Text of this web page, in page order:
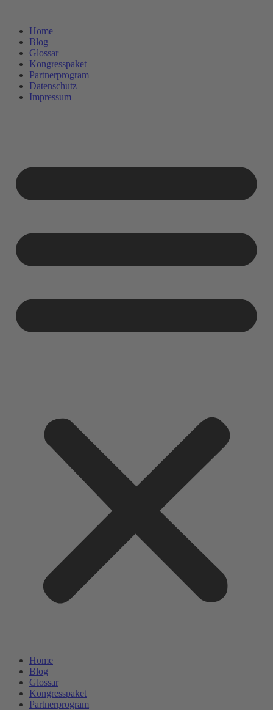
wechselnHome
Blog
Glossar
Kongresspaket
Partnerprogram
Datenschutz
Impressum
Home
Blog
Glossar
Kongresspaket
Partnerprogram